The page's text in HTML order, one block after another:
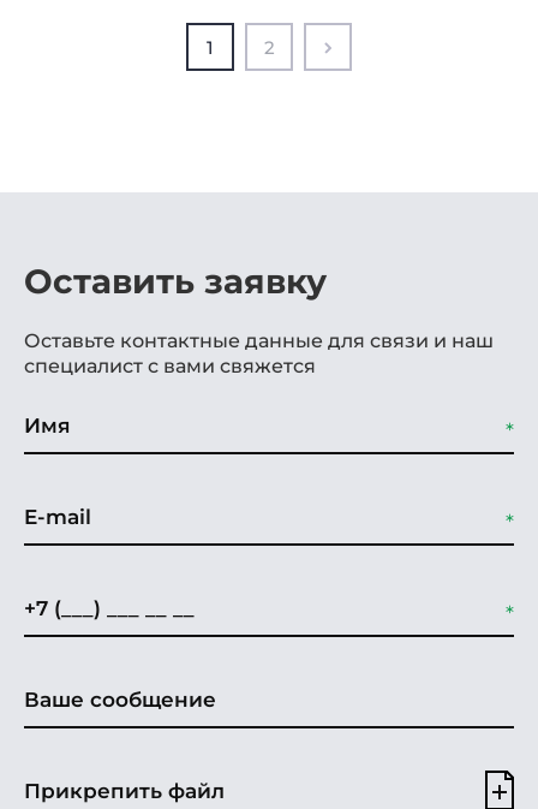
1 2
Оставить заявку
Оставьте контактные данные для связи и наш
специалист с вами свяжется
Прикрепить файл